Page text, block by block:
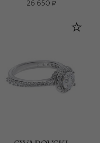
26 650 ₽